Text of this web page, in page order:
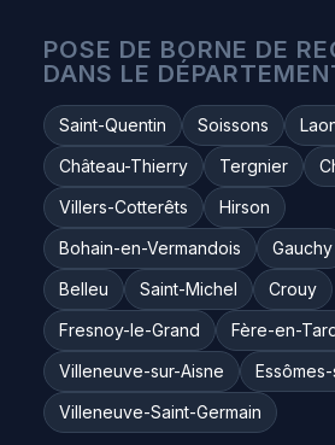
POSE DE BORNE DE
DANS LE
Saint-Quentin Soissons
Château-Thierry
Tergnier
Villers-Cotterêts
Hirson
Bohain-en-Vermandois
Gauchy
Belleu
Saint-Michel
Crouy
Fresnoy-le-Grand
Fère-en-
Villeneuve-sur-Aisne
Villeneuve-Saint-Germain